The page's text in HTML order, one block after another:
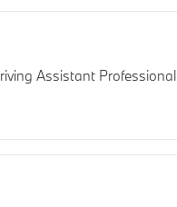
Assistant Professional